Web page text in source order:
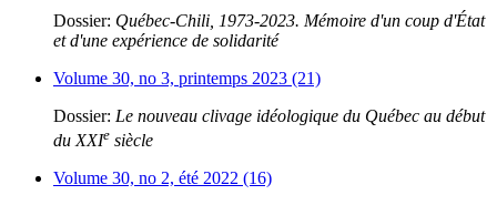
Dossier: Québec-Chili, 1973-2023. Mémoire d'un coup d'État
et d'une expérience de solidarité
Volume 30, no 3, printemps 2023 (21)
Dossier: Le nouveau clivage idéologique du Québec au début
du XXIe siècle
Volume 30, no 2, été 2022 (16)